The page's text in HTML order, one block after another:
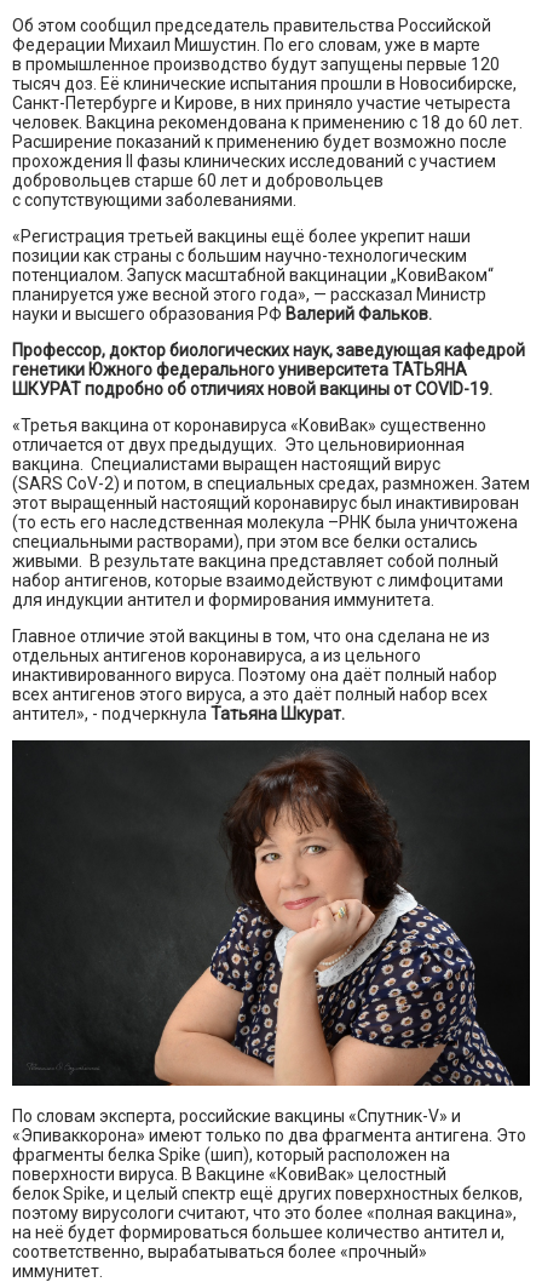
Об этом сообщил председатель правительства Российской
Федерации Михаил Мишустин. По его словам, уже в марте
в промышленное производство будут запущены первые 120
тысяч доз. Её клинические испытания прошли в Новосибирске,
Санкт-Петербурге и Кирове, в них приняло участие четыреста
человек. Вакцина рекомендована к применению с 18 до 60 лет.
Расширение показаний к применению будет возможно после
прохождения II фазы клинических исследований с участием
добровольцев старше 60 лет и добровольцев
с сопутствующими заболеваниями.
«Регистрация третьей вакцины ещё более укрепит наши
позиции как страны с большим научно-технологическим
потенциалом. Запуск масштабной вакцинации „КовиВаком“
планируется уже весной этого года», — рассказал Министр
науки и высшего образования РФ Валерий Фальков.
Профессор, доктор биологических наук, заведующая кафедрой
генетики Южного федерального университета ТАТЬЯНА
ШКУРАТ подробно об отличиях новой вакцины от COVID-19.
«Третья вакцина от коронавируса «КовиВак» существенно
отличается от двух предыдущих. Это цельновирионная
вакцина. Специалистами выращен настоящий вирус
(SARS CoV-2) и потом, в специальных средах, размножен. Затем
этот выращенный настоящий коронавирус был инактивирован
(то есть его наследственная молекула –РНК была уничтожена
специальными растворами), при этом все белки остались
живыми. В результате вакцина представляет собой полный
набор антигенов, которые взаимодействуют с лимфоцитами
для индукции антител и формирования иммунитета.
Главное отличие этой вакцины в том, что она сделана не из
отдельных антигенов коронавируса, а из цельного
инактивированного вируса. Поэтому она даёт полный набор
всех антигенов этого вируса, а это даёт полный набор всех
антител», - подчеркнула Татьяна Шкурат.
По словам эксперта, российские вакцины «Спутник-V» и
«Эпиваккорона» имеют только по два фрагмента антигена. Это
фрагменты белка Spike (шип), который расположен на
поверхности вируса. В Вакцине «КовиВак» целостный
белок Spike, и целый спектр ещё других поверхностных белков,
поэтому вирусологи считают, что это более «полная вакцина»,
на неё будет формироваться большее количество антител и,
соответственно, вырабатываться более «прочный»
иммунитет.